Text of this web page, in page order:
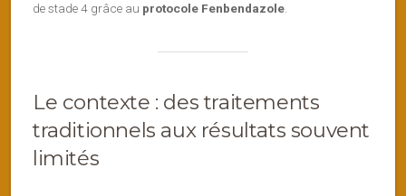
de stade 4 grâce au protocole Fenbendazole
Le contexte : des traitements
traditionnels aux résultats souvent
limités